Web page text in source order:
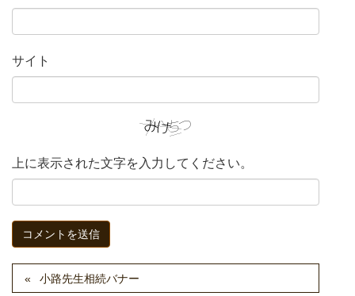
サイト
上に表示された文字を入力してください。
小路先生相続バナー